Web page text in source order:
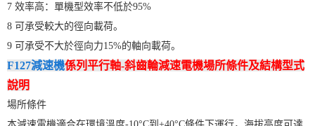
7 效率高：單機型效率不低於95%
8 可承受較大的徑向載荷。
9 可承受不大於徑向力15%的軸向載荷。
F127減速機係列平行軸-斜齒輪減速電機場所條件及結構型式
說明
場所條件